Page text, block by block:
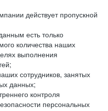
действует пропускной
есть только
количества наших
выполнения
сотрудников, занятых
данных;
контроля
персональных